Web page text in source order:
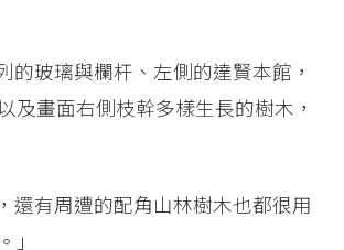
玻璃與欄杆、左側的達賢本館，
畫面右側枝幹多樣生長的樹木，
還有周遭的配角山林樹木也都很用